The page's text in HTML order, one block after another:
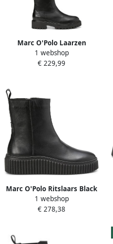
Marc O'Polo Laarzen
gemaakt van stijlvol
runderleer met ritssluiting
1 webshop
€ 229,99
Marc O'Polo Ritslaars Black
Dames
1 webshop
€ 278,38